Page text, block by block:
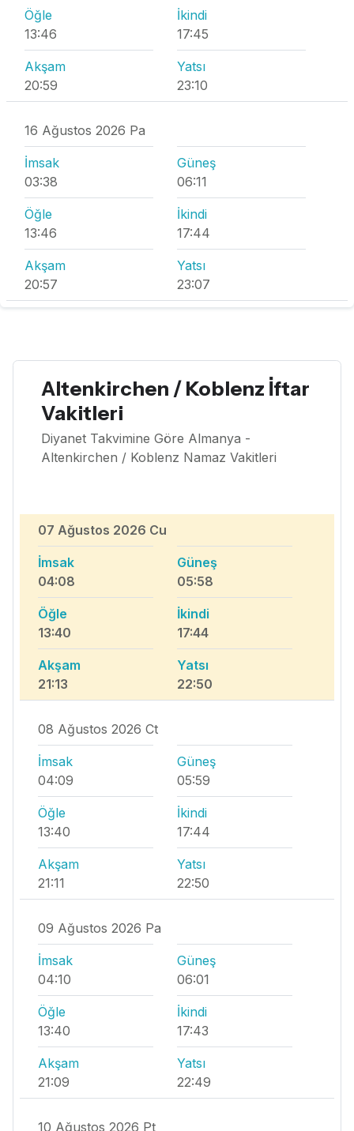
Öğle
13:46
İkindi
17:45
Akşam
20:59
Yatsı
23:10
16 Ağustos 2026 Pa
İmsak
03:38
Güneş
06:11
Öğle
13:46
İkindi
17:44
Akşam
20:57
Yatsı
23:07
Altenkirchen / Koblenz İftar
Vakitleri
Diyanet Takvimine Göre Almanya -
Altenkirchen / Koblenz Namaz Vakitleri
07 Ağustos 2026 Cu
İmsak
04:08
Güneş
05:58
Öğle
13:40
İkindi
17:44
Akşam
21:13
Yatsı
22:50
08 Ağustos 2026 Ct
İmsak
04:09
Güneş
05:59
Öğle
13:40
İkindi
17:44
Akşam
21:11
Yatsı
22:50
09 Ağustos 2026 Pa
İmsak
04:10
Güneş
06:01
Öğle
13:40
İkindi
17:43
Akşam
21:09
Yatsı
22:49
10 Ağustos 2026 Pt